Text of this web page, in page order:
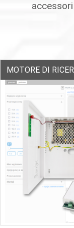
accessori
MOTORE DI